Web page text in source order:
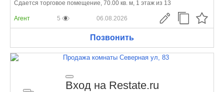
Вход на Restate.ru
Сдается торговое помещение, 70.00 кв. м, 1 этаж из 13
Агент 5 06.08.2026
Позвонить